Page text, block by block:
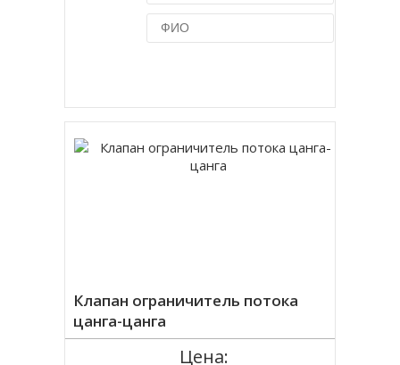
Клапан ограничитель потока
цанга-цанга
Цена: